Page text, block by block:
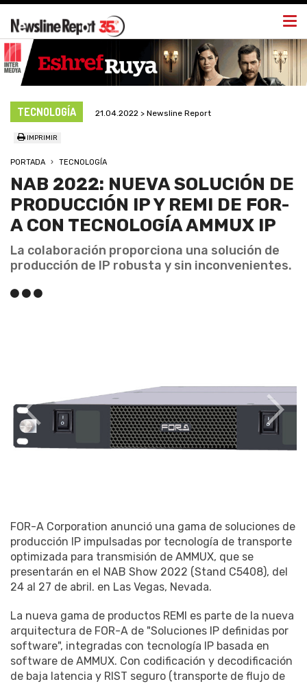
TECNOLOGÍA 21.04.2022 > Newsline Report
IMPRIMIR
PORTADA TECNOLOGÍA
NAB 2022: NUEVA SOLUCIÓN DE
PRODUCCIÓN IP Y REMI DE FOR-
A CON TECNOLOGÍA AMMUX IP
La colaboración proporciona una solución de
producción de IP robusta y sin inconvenientes.
FOR-A Corporation anunció una gama de soluciones de
producción IP impulsadas por tecnología de transporte
optimizada para transmisión de AMMUX, que se
presentarán en el NAB Show 2022 (Stand C5408), del
24 al 27 de abril. en Las Vegas, Nevada.
La nueva gama de productos REMI es parte de la nueva
arquitectura de FOR-A de "Soluciones IP definidas por
software", integradas con tecnología IP basada en
software de AMMUX. Con codificación y decodificación
de baja latencia y RIST seguro (transporte de flujo de